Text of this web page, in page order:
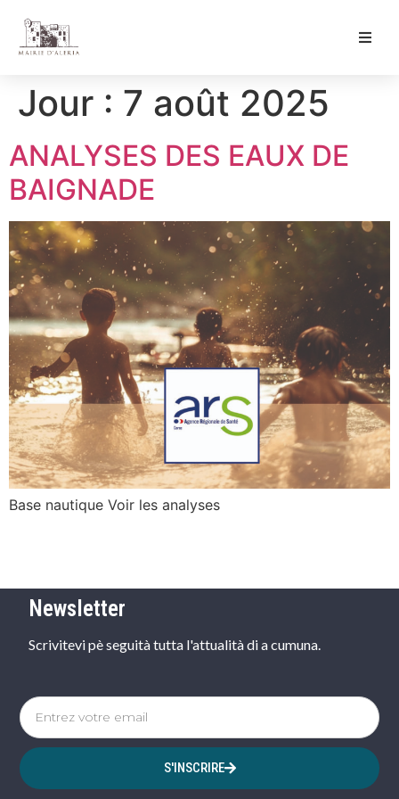
Jour : 7 août 2025
ANALYSES DES EAUX DE
BAIGNADE
Base nautique Voir les analyses
Newsletter
Scrivitevi pè seguità tutta l'attualità di a cumuna.
S'INSCRIRE